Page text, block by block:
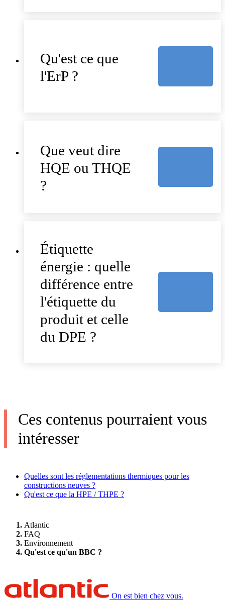
Qu'est ce que
l'ErP ?
Que veut dire
HQE ou THQE
?
Étiquette
énergie : quelle
différence entre
l'étiquette du
produit et celle
du DPE ?
Ces contenus pourraient vous
intéresser
Quelles sont les réglementations thermiques pour les
constructions neuves ?
Qu'est ce que la HPE / THPE ?
Atlantic
FAQ
Environnement
Qu'est ce qu'un BBC ?
On est bien chez vous.